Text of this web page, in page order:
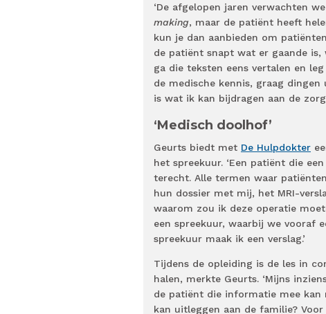
‘De afgelopen jaren verwachten
making, maar de patiënt heeft
kun je dan aanbieden om
de patiënt snapt wat er gaande is,
ga die teksten eens vertalen en
de medische kennis, graag
is wat ik kan bijdragen aan de
‘Medisch doolhof’
Geurts biedt met De Hulpdokter
het spreekuur. ‘Een patiënt die
terecht. Alle termen waar
hun dossier met mij, het MRI-
waarom zou ik deze operatie
een spreekuur, waarbij we vooraf
spreekuur maak ik een verslag.’
Tijdens de opleiding is de les in
halen, merkte Geurts. ‘Mijns
de patiënt die informatie mee kan
kan uitleggen aan de familie?